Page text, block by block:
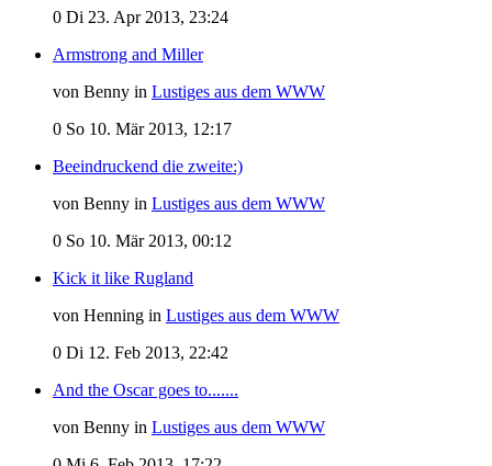
0 Di 23. Apr 2013, 23:24
Armstrong and Miller
von Benny in Lustiges aus dem WWW
0 So 10. Mär 2013, 12:17
Beeindruckend die zweite:)
von Benny in Lustiges aus dem WWW
0 So 10. Mär 2013, 00:12
Kick it like Rugland
von Henning in Lustiges aus dem WWW
0 Di 12. Feb 2013, 22:42
And the Oscar goes to.......
von Benny in Lustiges aus dem WWW